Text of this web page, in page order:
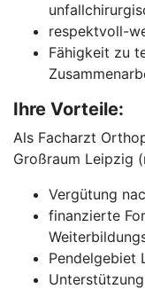
respektvoll-
Fähigkeit zu
Ihre Vorteile:
Als Facharzt
Großraum Leipzig
Vergütung
finanzierte
Pendelgebiet